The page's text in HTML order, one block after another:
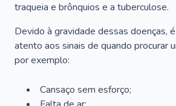
traqueia e brônquios e a tuberculose.
Devido à gravidade dessas doenças,
atento aos sinais de quando procurar
por exemplo:
Cansaço sem esforço;